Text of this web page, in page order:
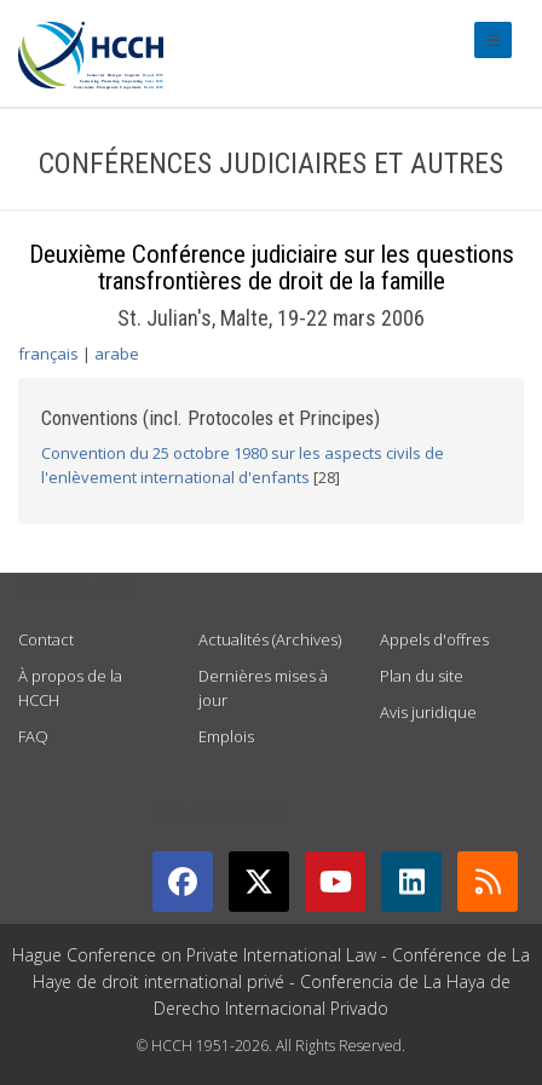
CONFÉRENCES JUDICIAIRES ET AUTRES
Deuxième Conférence judiciaire sur les questions
transfrontières de droit de la famille
St. Julian's, Malte, 19-22 mars 2006
français | arabe
Conventions (incl. Protocoles et Principes)
Convention du 25 octobre 1980 sur les aspects civils de
l'enlèvement international d'enfants [28]
Contact
À propos de la
HCCH
FAQ
Actualités (Archives)
Dernières mises à
jour
Emplois
Appels d'offres
Plan du site
Avis juridique
Hague Conference on Private International Law - Conférence de La
Haye de droit international privé - Conferencia de La Haya de
Derecho Internacional Privado
© HCCH 1951-2026. All Rights Reserved.